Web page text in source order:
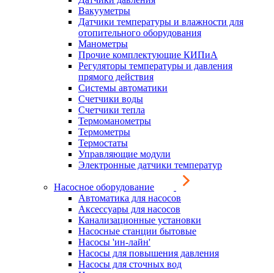
Вакууметры
Датчики температуры и влажности для
отопительного оборудования
Манометры
Прочие комплектующие КИПиА
Регуляторы температуры и давления
прямого действия
Системы автоматики
Счетчики воды
Счетчики тепла
Термоманометры
Термометры
Термостаты
Управляющие модули
Электронные датчики температур
Насосное оборудование
Автоматика для насосов
Аксессуары для насосов
Канализационные установки
Насосные станции бытовые
Насосы 'ин-лайн'
Насосы для повышения давления
Насосы для сточных вод